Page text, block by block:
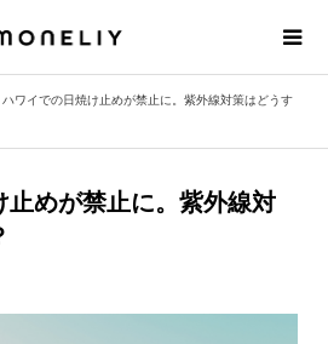
ハワイでの日焼け止めが禁止に。紫外線対策はどうす
めが禁止に。紫外線対